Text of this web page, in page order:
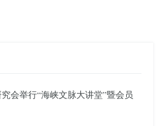
会举行“海峡文脉大讲堂”暨会员